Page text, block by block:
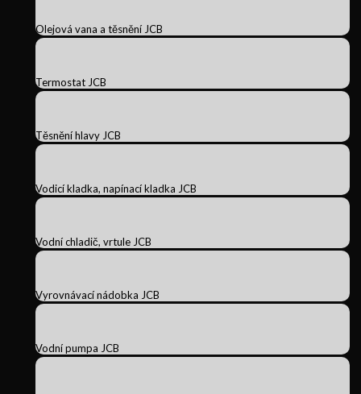
Olejová vana a těsnění JCB
Termostat JCB
Těsnění hlavy JCB
Vodicí kladka, napínací kladka JCB
Vodní chladič, vrtule JCB
Vyrovnávací nádobka JCB
Vodní pumpa JCB